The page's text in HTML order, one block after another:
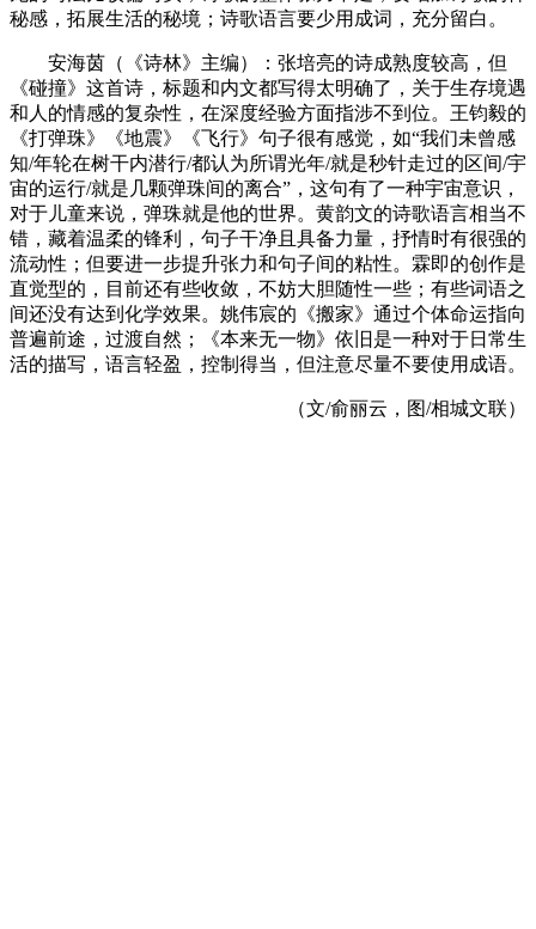
秘感，拓展生活的秘境；诗歌语言要少用成词，充分留白。
安海茵（《诗林》主编）：张培亮的诗成熟度较高，但
《碰撞》这首诗，标题和内文都写得太明确了，关于生存境遇
和人的情感的复杂性，在深度经验方面指涉不到位。王钧毅的
《打弹珠》《地震》《飞行》句子很有感觉，如“我们未曾感
知/年轮在树干内潜行/都认为所谓光年/就是秒针走过的区间/宇
宙的运行/就是几颗弹珠间的离合”，这句有了一种宇宙意识，
对于儿童来说，弹珠就是他的世界。黄韵文的诗歌语言相当不
错，藏着温柔的锋利，句子干净且具备力量，抒情时有很强的
流动性；但要进一步提升张力和句子间的粘性。霖即的创作是
直觉型的，目前还有些收敛，不妨大胆随性一些；有些词语之
间还没有达到化学效果。姚伟宸的《搬家》通过个体命运指向
普遍前途，过渡自然；《本来无一物》依旧是一种对于日常生
活的描写，语言轻盈，控制得当，但注意尽量不要使用成语。
（文/俞丽云，图/相城文联）